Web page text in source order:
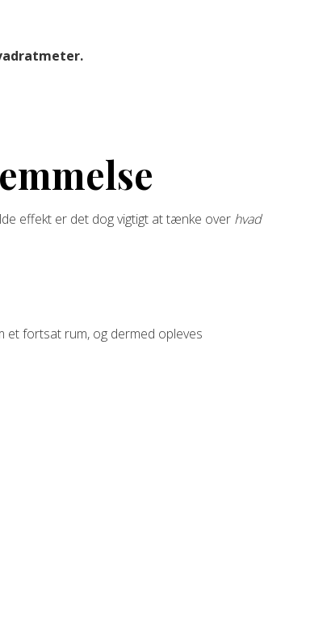
effekt er det dog vigtigt at tænke over hvad
et fortsat rum, og dermed opleves